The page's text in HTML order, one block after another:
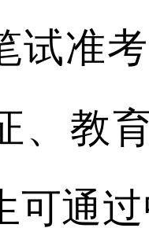
试准
、教
可通